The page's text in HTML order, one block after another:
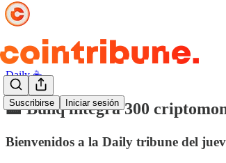
Suscribirse Iniciar sesión
Daily ☕️
🏦 Bunq integra 300
Bienvenidos a la Daily tribune del